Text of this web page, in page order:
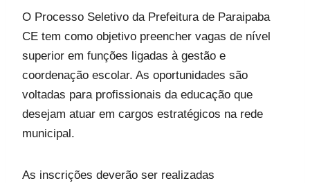
O Processo Seletivo da Prefeitura de Paraipaba
CE tem como objetivo preencher vagas de nível
superior em funções ligadas à gestão e
coordenação escolar. As oportunidades são
voltadas para profissionais da educação que
desejam atuar em cargos estratégicos na rede
municipal.
As inscrições deverão ser realizadas